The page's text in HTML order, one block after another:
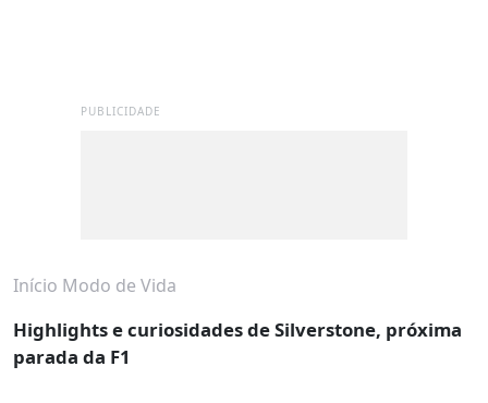
PUBLICIDADE
Início Modo de Vida
Highlights e curiosidades de Silverstone, próxima
parada da F1